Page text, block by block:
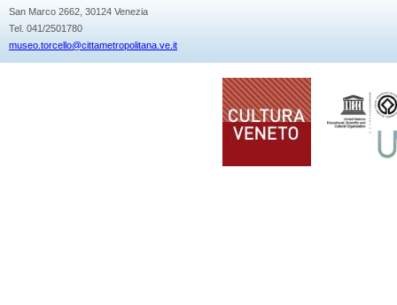
San Marco 2662, 30124 Venezia
Tel. 041/2501780
museo.torcello@cittametropolitana.ve.it